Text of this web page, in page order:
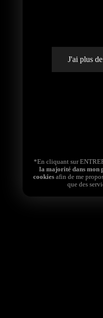
J'ai plus
*En cliquant sur
la majorité dans mon
cookiesafin de me
que des
Une
Une fois allongé sur le